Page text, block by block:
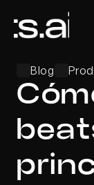
Blog